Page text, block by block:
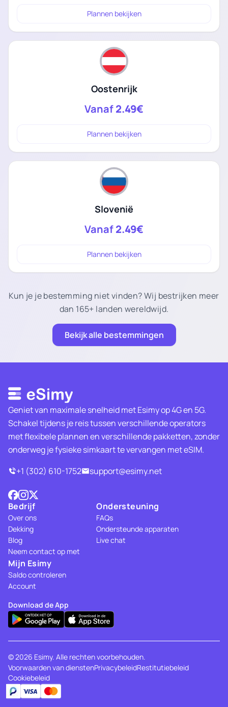
Plannen bekijken
Oostenrijk
Vanaf2.49€
Plannen bekijken
Slovenië
Vanaf2.49€
Plannen bekijken
Kun je je bestemming niet vinden? Wij bestrijken meer
dan 165+ landen wereldwijd.
Bekijk alle bestemmingen
Geniet van maximale snelheid met Esimy op 4G en 5G.
Schakel tijdens je reis tussen verschillende operators
met flexibele plannen en verschillende pakketten, zonder
onderweg je fysieke simkaart te vervangen met eSIM.
+1 (302) 610-1752
support@esimy.net
Bedrijf
Over ons
Dekking
Blog
Neem contact op met
Ondersteuning
FAQs
Ondersteunde apparaten
Live chat
Mijn Esimy
Saldo controleren
Account
Download de App
© 2026 Esimy. Alle rechten voorbehouden.
Voorwaarden van dienstenPrivacybeleidRestitutiebeleid
Cookiebeleid